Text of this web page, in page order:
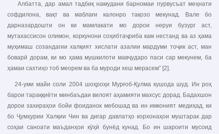
Албатта, дар амал тадбиқ намудани барномаи пурвусъат меҳнати
софдилона, вақт ва маблағи калонро тақозо мекунад. Вале бо
дарназардошти он ки мамлакати мо дорои неруи бузург аст,
мутахассисон олимон, коркунони соҳибтаҷриба кам нестанд ва аз ҳама
муҳимаш созандагии халқият хислати азалии мардуми тоҷик аст, ман
боварӣ дорам, ки мо ҳама мушкилоти мавҷударо паси сар мекунем, ба
ҳамаи сахтиҳо тоб меорем ва ба муроди хеш мерасем” [2].
24-уми майи соли 2004 шоҳроҳи Мурғоб-Қулма кушода шуд. Ин роҳ
барои тараққиёти минбаъдаи вилоят аҳамияти махсус дорад. Бадахшон
дорои захираҳои бойи фоиданок мебошад ва ин имконият медиҳад, ки
бо Ҷумҳурии Халқии Чин ва дигар давлатҳо корхонаҳои муштарак дар
соҳаи саноати маъданҳои кӯҳӣ бунёд кунад. Бо ин шароити мусоид